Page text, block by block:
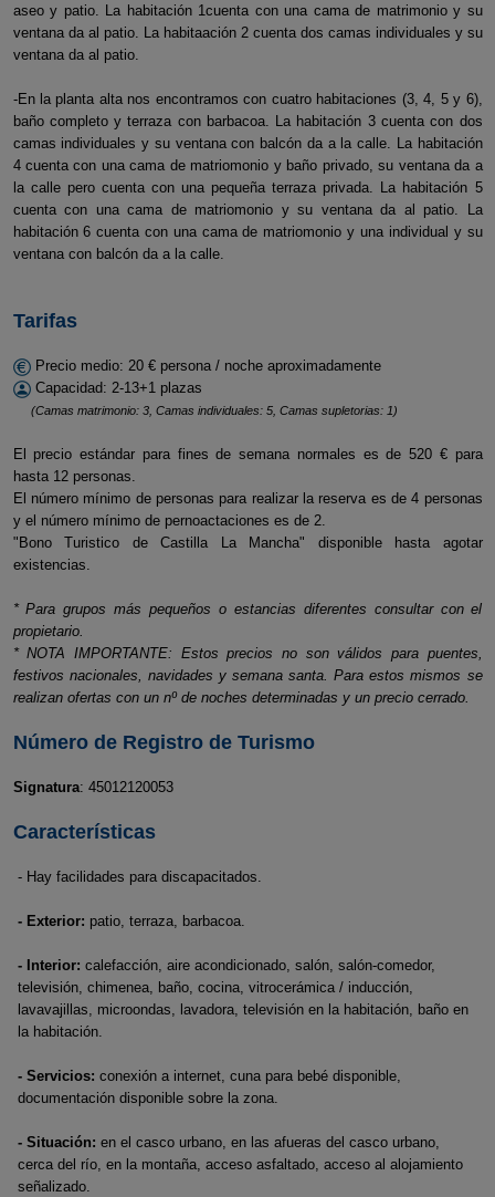
aseo y patio. La habitación 1cuenta con una cama de matrimonio y su
ventana da al patio. La habitaación 2 cuenta dos camas individuales y su
ventana da al patio.
-En la planta alta nos encontramos con cuatro habitaciones (3, 4, 5 y 6),
baño completo y terraza con barbacoa. La habitación 3 cuenta con dos
camas individuales y su ventana con balcón da a la calle. La habitación
4 cuenta con una cama de matriomonio y baño privado, su ventana da a
la calle pero cuenta con una pequeña terraza privada. La habitación 5
cuenta con una cama de matriomonio y su ventana da al patio. La
habitación 6 cuenta con una cama de matriomonio y una individual y su
ventana con balcón da a la calle.
Tarifas
Precio medio: 20 € persona / noche aproximadamente
Capacidad: 2-13+1 plazas
(Camas matrimonio: 3, Camas individuales: 5, Camas supletorias: 1)
El precio estándar para fines de semana normales es de 520 € para
hasta 12 personas.
El número mínimo de personas para realizar la reserva es de 4 personas
y el número mínimo de pernoactaciones es de 2.
"Bono Turistico de Castilla La Mancha" disponible hasta agotar
existencias.
* Para grupos más pequeños o estancias diferentes consultar con el
propietario.
* NOTA IMPORTANTE: Estos precios no son válidos para puentes,
festivos nacionales, navidades y semana santa. Para estos mismos se
realizan ofertas con un nº de noches determinadas y un precio cerrado.
Número de Registro de Turismo
Signatura: 45012120053
Características
- Hay facilidades para discapacitados.
- Exterior: patio, terraza, barbacoa.
- Interior: calefacción, aire acondicionado, salón, salón-comedor,
televisión, chimenea, baño, cocina, vitrocerámica / inducción,
lavavajillas, microondas, lavadora, televisión en la habitación, baño en
la habitación.
- Servicios: conexión a internet, cuna para bebé disponible,
documentación disponible sobre la zona.
- Situación: en el casco urbano, en las afueras del casco urbano,
cerca del río, en la montaña, acceso asfaltado, acceso al alojamiento
señalizado.